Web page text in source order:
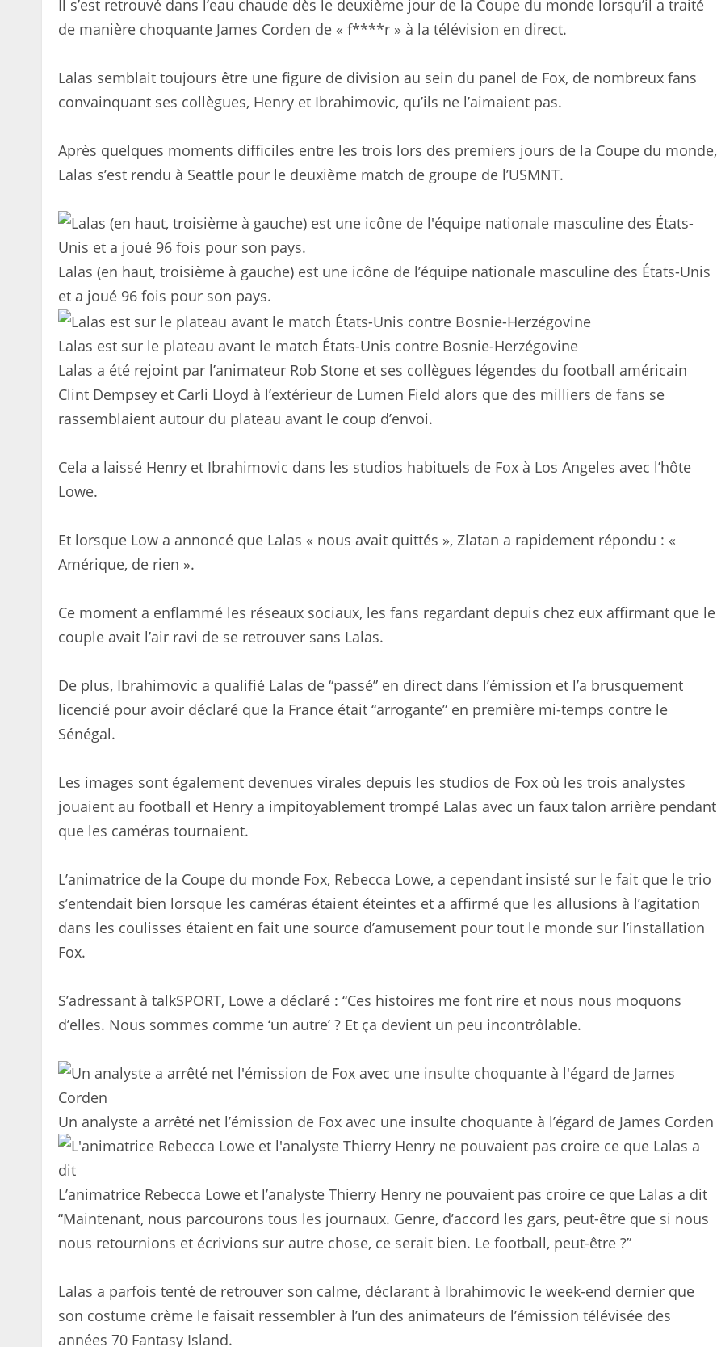
Il s’est retrouvé dans l’eau chaude dès le deuxième jour de la Coupe du monde lorsqu’il a traité
de manière choquante James Corden de « f****r » à la télévision en direct.
Lalas semblait toujours être une figure de division au sein du panel de Fox, de nombreux fans
convainquant ses collègues, Henry et Ibrahimovic, qu’ils ne l’aimaient pas.
Après quelques moments difficiles entre les trois lors des premiers jours de la Coupe du monde,
Lalas s’est rendu à Seattle pour le deuxième match de groupe de l’USMNT.
Lalas (en haut, troisième à gauche) est une icône de l’équipe nationale masculine des États-Unis
et a joué 96 fois pour son pays.
Lalas est sur le plateau avant le match États-Unis contre Bosnie-Herzégovine
Lalas a été rejoint par l’animateur Rob Stone et ses collègues légendes du football américain
Clint Dempsey et Carli Lloyd à l’extérieur de Lumen Field alors que des milliers de fans se
rassemblaient autour du plateau avant le coup d’envoi.
Cela a laissé Henry et Ibrahimovic dans les studios habituels de Fox à Los Angeles avec l’hôte
Lowe.
Et lorsque Low a annoncé que Lalas « nous avait quittés », Zlatan a rapidement répondu : «
Amérique, de rien ».
Ce moment a enflammé les réseaux sociaux, les fans regardant depuis chez eux affirmant que le
couple avait l’air ravi de se retrouver sans Lalas.
De plus, Ibrahimovic a qualifié Lalas de “passé” en direct dans l’émission et l’a brusquement
licencié pour avoir déclaré que la France était “arrogante” en première mi-temps contre le
Sénégal.
Les images sont également devenues virales depuis les studios de Fox où les trois analystes
jouaient au football et Henry a impitoyablement trompé Lalas avec un faux talon arrière pendant
que les caméras tournaient.
L’animatrice de la Coupe du monde Fox, Rebecca Lowe, a cependant insisté sur le fait que le trio
s’entendait bien lorsque les caméras étaient éteintes et a affirmé que les allusions à l’agitation
dans les coulisses étaient en fait une source d’amusement pour tout le monde sur l’installation
Fox.
S’adressant à talkSPORT, Lowe a déclaré : “Ces histoires me font rire et nous nous moquons
d’elles. Nous sommes comme ‘un autre’ ? Et ça devient un peu incontrôlable.
Un analyste a arrêté net l’émission de Fox avec une insulte choquante à l’égard de James Corden
L’animatrice Rebecca Lowe et l’analyste Thierry Henry ne pouvaient pas croire ce que Lalas a dit
“Maintenant, nous parcourons tous les journaux. Genre, d’accord les gars, peut-être que si nous
nous retournions et écrivions sur autre chose, ce serait bien. Le football, peut-être ?”
Lalas a parfois tenté de retrouver son calme, déclarant à Ibrahimovic le week-end dernier que
son costume crème le faisait ressembler à l’un des animateurs de l’émission télévisée des
années 70 Fantasy Island.